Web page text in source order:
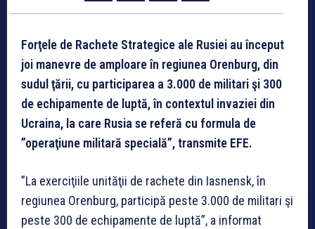
Forţele de Rachete Strategice ale Rusiei au început
joi manevre de amploare în regiunea Orenburg, din
sudul ţării, cu participarea a 3.000 de militari şi 300
de echipamente de luptă, în contextul invaziei din
Ucraina, la care Rusia se referă cu formula de
”operaţiune militară specială”, transmite EFE.
”La exerciţiile unităţii de rachete din Iasnensk, în
regiunea Orenburg, participă peste 3.000 de militari şi
peste 300 de echipamente de luptă”, a informat